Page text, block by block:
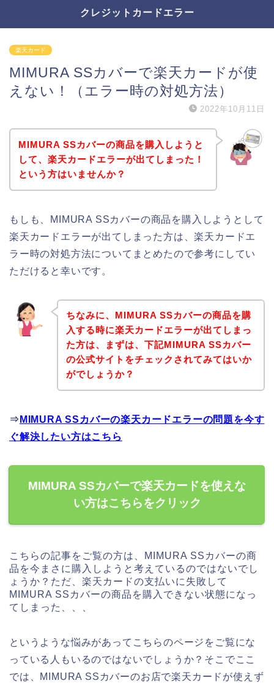
クレジットカードエラー
楽天カード
MIMURA SSカバーで楽天カードが使
えない！（エラー時の対処方法）
2022年10月11日
MIMURA SSカバーの商品を購入しようと
して、楽天カードエラーが出てしまった！
という方はいませんか？
もしも、MIMURA SSカバーの商品を購入しようとして
楽天カードエラーが出てしまった方は、楽天カードエ
ラー時の対処方法についてまとめたので参考にしてい
ただけると幸いです。
ちなみに、MIMURA SSカバーの商品を購
入する時に楽天カードエラーが出てしまっ
た方は、まずは、下記MIMURA SSカバー
の公式サイトをチェックされてみてはいか
がでしょうか？
⇒ MIMURA SSカバーの楽天カードエラーの問題を今す
ぐ解決したい方はこちら
MIMURA SSカバーで楽天カードを使えな
い方はこちらをクリック
こちらの記事をご覧の方は、MIMURA SSカバーの商
品を今まさに購入しようと考えているのではないでし
ょうか？ただ、楽天カードの支払いに失敗して
MIMURA SSカバーの商品を購入できない状態になっ
てしまった、、、
というような悩みがあってこちらのページをご覧にな
っている人もいるのではないでしょうか？そこでここ
では、MIMURA SSカバーのお店で楽天カードが使えず